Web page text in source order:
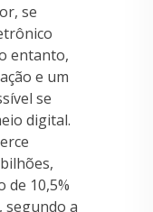
se
entanto,
e um
se
digital.
de 10,5%
segundo a